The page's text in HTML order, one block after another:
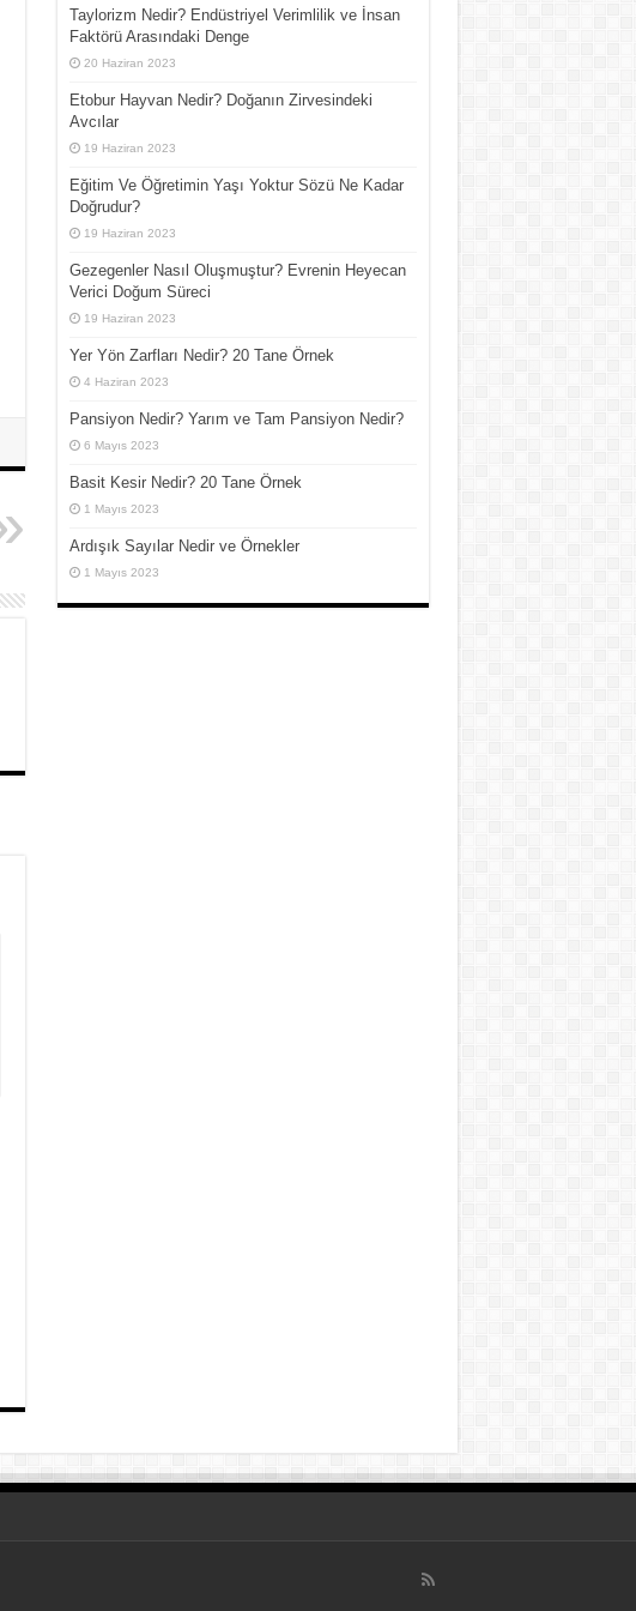
Taylorizm Nedir? Endüstriyel Verimlilik ve İnsan
Faktörü Arasındaki Denge
20 Haziran 2023
Etobur Hayvan Nedir? Doğanın Zirvesindeki
Avcılar
19 Haziran 2023
Eğitim Ve Öğretimin Yaşı Yoktur Sözü Ne Kadar
Doğrudur?
19 Haziran 2023
Gezegenler Nasıl Oluşmuştur? Evrenin Heyecan
Verici Doğum Süreci
19 Haziran 2023
Yer Yön Zarfları Nedir? 20 Tane Örnek
4 Haziran 2023
Pansiyon Nedir? Yarım ve Tam Pansiyon Nedir?
6 Mayıs 2023
Basit Kesir Nedir? 20 Tane Örnek
1 Mayıs 2023
Ardışık Sayılar Nedir ve Örnekler
1 Mayıs 2023